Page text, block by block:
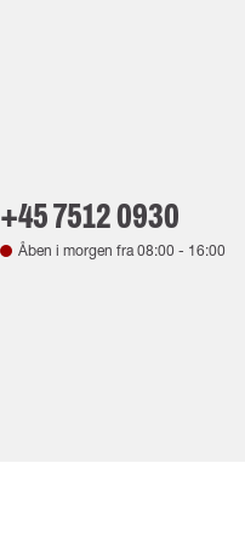
+45 7512 0930
Åben i morgen fra08:00 - 16:00